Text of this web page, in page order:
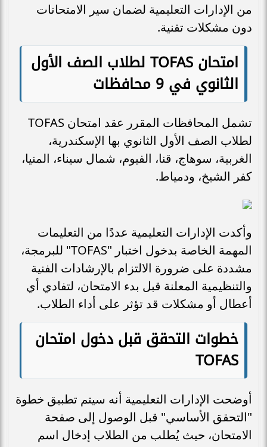
من الإدارات التعليمية لضمان سير الامتحانات
دون مشكلات تقنية.
امتحانTOFASلطلاب الصف الأول
الثانوي في 9 محافظات
تشمل المحافظات المقرر عقد امتحان TOFAS
لطلاب الصف الأول الثانوي بها الإسكندرية،
الغربية، سوهاج، قنا، الفيوم، شمال سيناء، المنيا،
كفر الشيخ، ودمياط.
وأكدت الإدارات التعليمية عددًا من التعليمات
المهمة الخاصة بدخول اختبار "TOFAS" للبرمجة،
مشددة على ضرورة الالتزام بالإرشادات الفنية
والتنظيمية المعلنة قبل بدء الامتحان، لتفادي أي
أعطال أو مشكلات قد تؤثر على أداء الطلاب.
خطوات التحقق قبل دخول امتحان
TOFAS
أوضحت الإدارات التعليمية أنه سيتم تطبيق خطوة
"التحقق الأساسي" قبل الوصول إلى صفحة
الامتحان، حيث يُطلب من الطلاب إدخال اسم